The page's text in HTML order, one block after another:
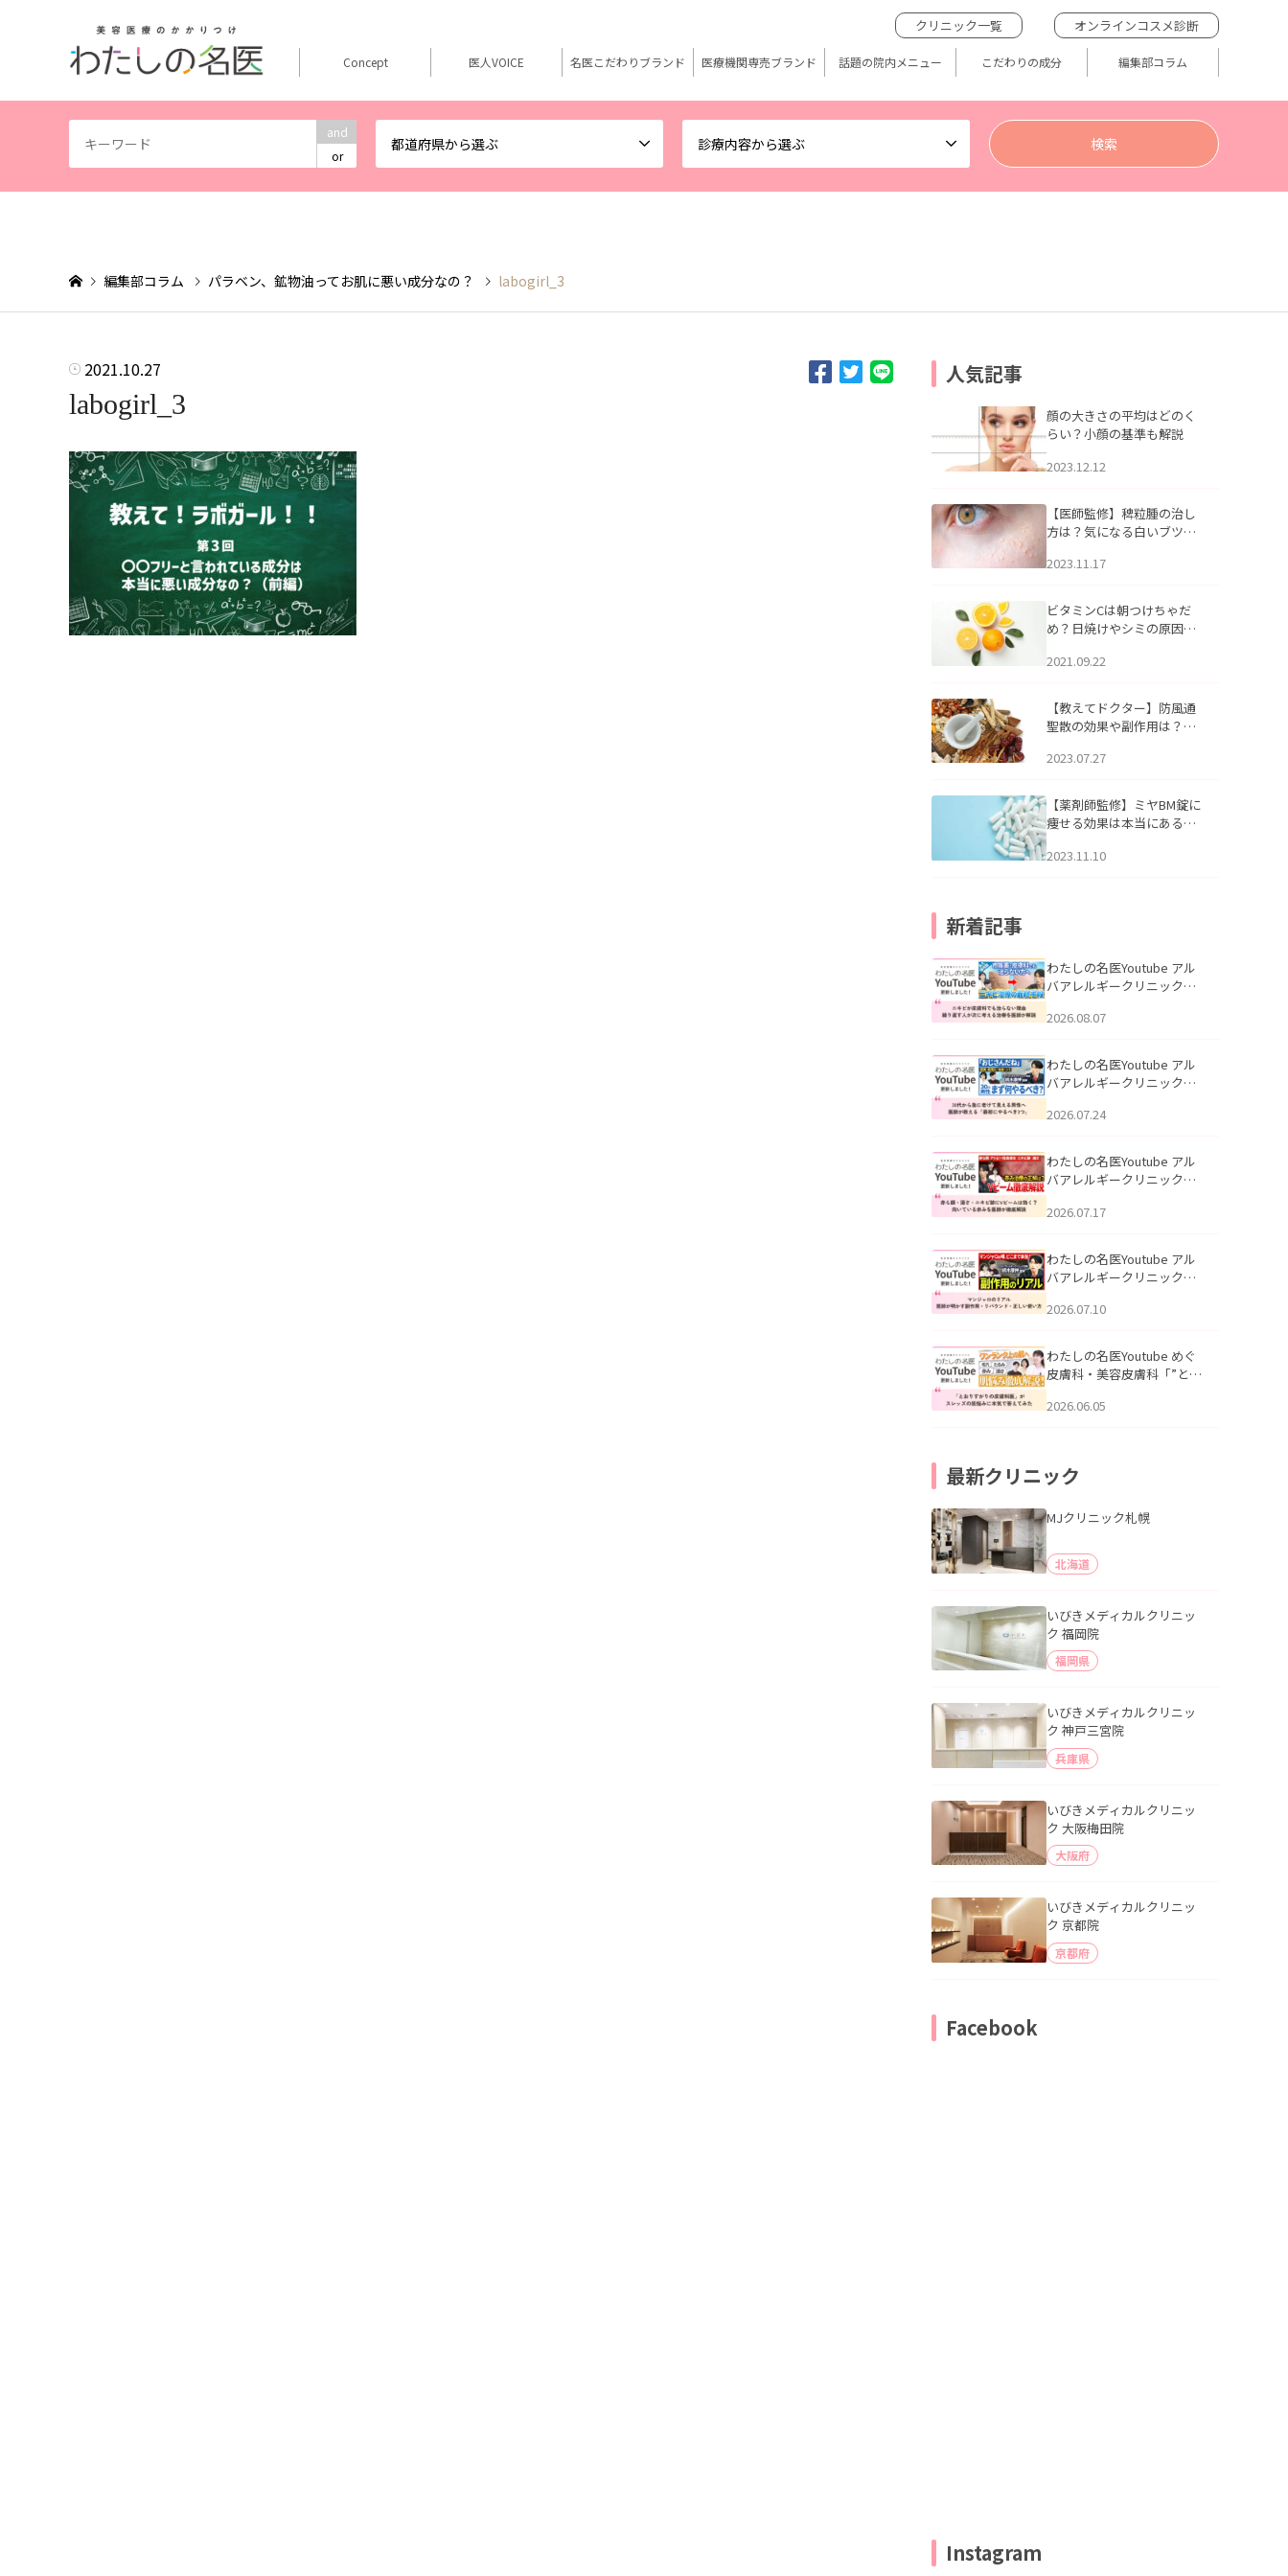
and
or
都道府県から選ぶ 診療内容から選ぶ
クリニック一覧 オンラインコスメ診断
Concept 医人VOICE 名医こだわりブランド 医療機関専売ブランド 話題の院内メニュー こだわりの成分 編集部コラム
編集部コラム パラベン、鉱物油ってお肌に悪い成分なの？ labogirl_3
2021.10.27
labogirl_3
人気記事
顔の大きさの平均はどのく
らい？小顔の基準も解説
2023.12.12
【医師監修】稗粒腫の治し
方は？気になる白いブツブ
アについて
2023.11.17
ビタミンCは朝つけちゃだ
め？日焼けやシミの原因に
2021.09.22
【教えてドクター】防風通
聖散の効果や副作用は？長
2023.07.27
【薬剤師監修】ミヤBM錠に
痩せる効果は本当にある
2023.11.10
新着記事
わたしの名医Youtube アル
バアレルギークリニック札
らない理由｜繰り返す人が
説」を公開いたしました。
2026.08.07
わたしの名医Youtube アル
バアレルギークリニック札
える男性へ｜医師が教える
公開いたしました。
2026.07.24
わたしの名医Youtube アル
バアレルギークリニック札
跡にVビームは効く？向いて
説」を公開いたしました。
2026.07.17
わたしの名医Youtube アル
バアレルギークリニック札
医師が明かす副作用・リバ
公開いたしました。
2026.07.10
わたしの名医Youtube めぐ
皮膚科・美容皮膚科「”とお
ッズの肌悩みに本気で答え
2026.06.05
最新クリニック
MJクリニック札幌
北海道
いびきメディカルクリニッ
ク 福岡院
福岡県
いびきメディカルクリニッ
ク 神戸三宮院
兵庫県
いびきメディカルクリニッ
ク 大阪梅田院
大阪府
いびきメディカルクリニッ
ク 京都院
京都府
Facebook
Instagram